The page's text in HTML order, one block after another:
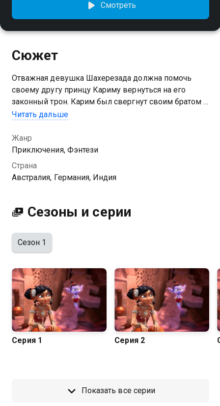
Смотреть
Сюжет
Отважная девушка Шахерезада должна помочь
своему другу принцу Кариму вернуться на его
законный трон. Карим был свергнут своим братом и
с помощью злых заклинаний превращен в синего
вынуждены покинуть Золотой Город, чтобы найти
волшебное средство – Древо Жизни, которое
помогло бы принцу вновь стать человеком.
Посмотреть онлайн 1 сезон сериала Шахерезада
HD качестве на Казахтелеком
Читать дальше
Жанр
Приключения, Фэнтези
Страна
Австралия, Германия, Индия
Сезоны и серии
Сезон 1
Серия 1 Серия 2
Показать все серии